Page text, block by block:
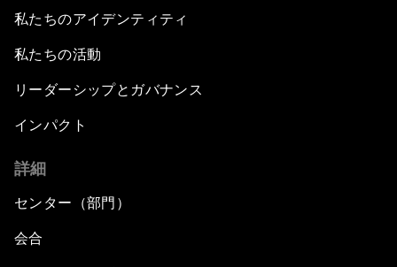
私たちのアイデンティティ
私たちの活動
リーダーシップとガバナンス
インパクト
詳細
センター（部門）
会合